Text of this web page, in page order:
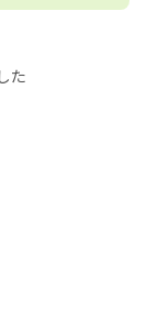
た